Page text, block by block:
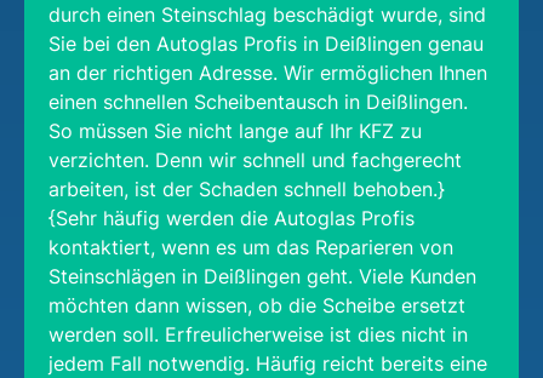
durch einen Steinschlag beschädigt wurde, sind
Sie bei den Autoglas Profis in Deißlingen genau
an der richtigen Adresse. Wir ermöglichen Ihnen
einen schnellen Scheibentausch in Deißlingen.
So müssen Sie nicht lange auf Ihr KFZ zu
verzichten. Denn wir schnell und fachgerecht
arbeiten, ist der Schaden schnell behoben.}
{Sehr häufig werden die Autoglas Profis
kontaktiert, wenn es um das Reparieren von
Steinschlägen in Deißlingen geht. Viele Kunden
möchten dann wissen, ob die Scheibe ersetzt
werden soll. Erfreulicherweise ist dies nicht in
jedem Fall notwendig. Häufig reicht bereits eine